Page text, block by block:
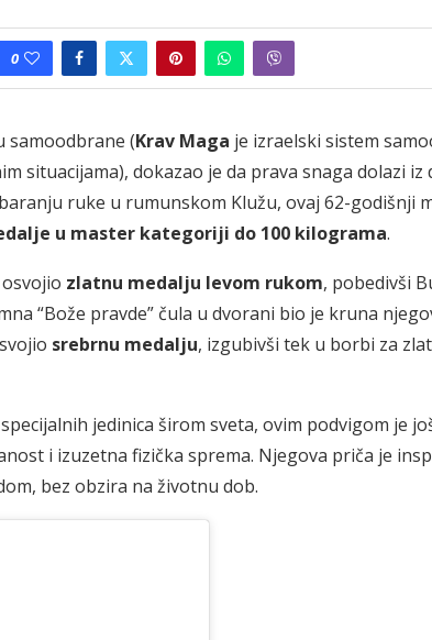
0
samoodbrane (Krav Maga je izraelski sistem
situacijama), dokazao je da prava snaga dolazi iz
ruke u rumunskom Klužu, ovaj 62-godišnji
u master kategoriji do 100 kilograma.
zlatnu medalju levom rukom, pobedivši
“Bože pravde” čula u dvorani bio je kruna
srebrnu medalju, izgubivši tek u borbi za
jedinica širom sveta, ovim podvigom je
i izuzetna fizička sprema. Njegova priča je
bez obzira na životnu dob.